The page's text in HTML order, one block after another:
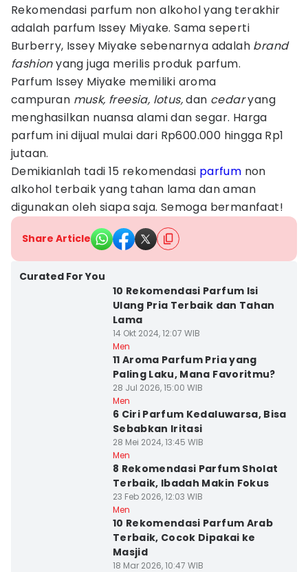
Rekomendasi parfum non alkohol yang terakhir
adalah parfum Issey Miyake. Sama seperti
Burberry, Issey Miyake sebenarnya adalah brand
fashionyang juga merilis produk parfum.
Parfum Issey Miyake memiliki aroma
campuran musk, freesia, lotus,dan cedaryang
menghasilkan nuansa alami dan segar. Harga
parfum ini dijual mulai dari Rp600.000 hingga Rp1
jutaan.
Demikianlah tadi 15 rekomendasi parfum non
alkohol terbaik yang tahan lama dan aman
digunakan oleh siapa saja. Semoga bermanfaat!
Share Article
Curated For You
10 Rekomendasi Parfum Isi
Ulang Pria Terbaik dan Tahan
Lama
14 Okt 2024, 12:07 WIB
Men
11 Aroma Parfum Pria yang
Paling Laku, Mana Favoritmu?
28 Jul 2026, 15:00 WIB
Men
6 Ciri Parfum Kedaluwarsa, Bisa
Sebabkan Iritasi
28 Mei 2024, 13:45 WIB
Men
8 Rekomendasi Parfum Sholat
Terbaik, Ibadah Makin Fokus
23 Feb 2026, 12:03 WIB
Men
10 Rekomendasi Parfum Arab
Terbaik, Cocok Dipakai ke
Masjid
18 Mar 2026, 10:47 WIB